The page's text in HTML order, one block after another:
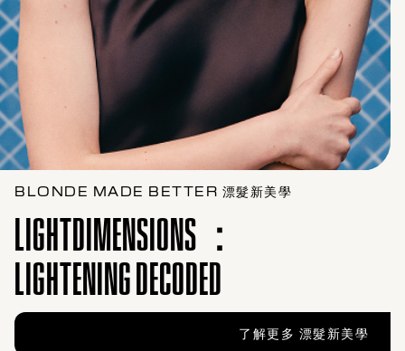
BLONDE MADE BETTER 漂髮新美學
LIGHTDIMENSIONS：
LIGHTENING DECODED
了解更多 漂髮新美學